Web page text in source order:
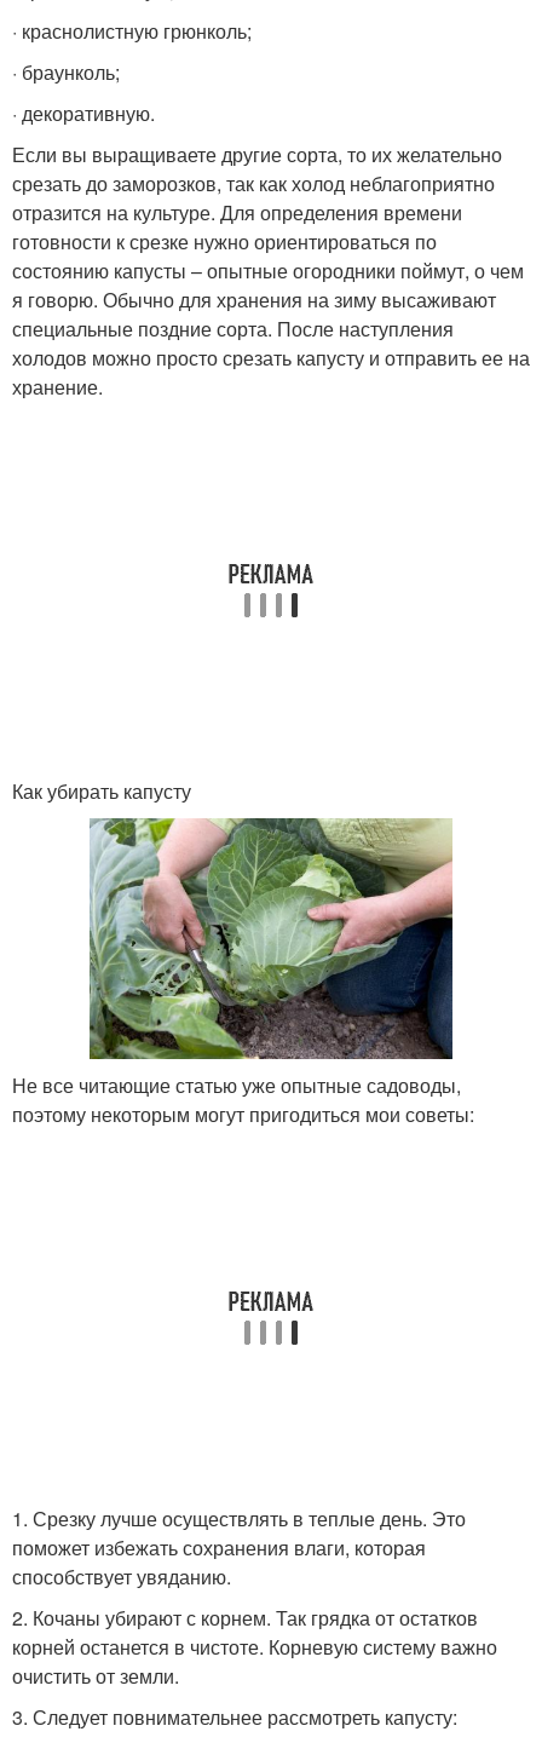
· краснолистную грюнколь;
· браунколь;
· декоративную.
Если вы выращиваете другие сорта, то их желательно
срезать до заморозков, так как холод неблагоприятно
отразится на культуре. Для определения времени
готовности к срезке нужно ориентироваться по
состоянию капусты – опытные огородники поймут, о чем
я говорю. Обычно для хранения на зиму высаживают
специальные поздние сорта. После наступления
холодов можно просто срезать капусту и отправить ее на
хранение.
Как убирать капусту
Не все читающие статью уже опытные садоводы,
поэтому некоторым могут пригодиться мои советы:
1. Срезку лучше осуществлять в теплые день. Это
поможет избежать сохранения влаги, которая
способствует увяданию.
2. Кочаны убирают с корнем. Так грядка от остатков
корней останется в чистоте. Корневую систему важно
очистить от земли.
3. Следует повнимательнее рассмотреть капусту: